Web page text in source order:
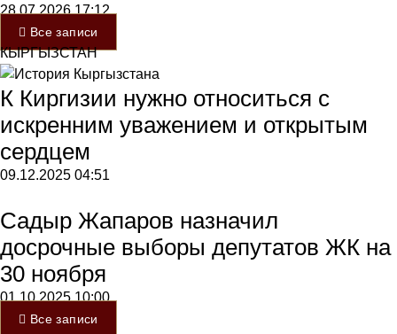
28.07.202617:12
Все записи
КЫРГЫЗСТАН
К Киргизии нужно относиться с
искренним уважением и открытым
сердцем
09.12.2025 04:51
Садыр Жапаров назначил
досрочные выборы депутатов ЖК на
30 ноября
01.10.202510:00
Все записи